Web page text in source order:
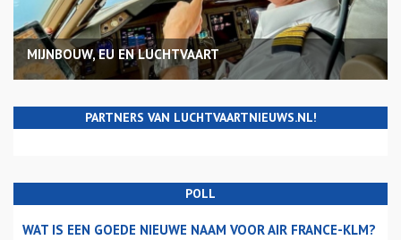
MIJNBOUW, EU EN LUCHTVAART
PARTNERS VAN LUCHTVAARTNIEUWS.NL!
POLL
WAT IS EEN GOEDE NIEUWE NAAM VOOR AIR FRANCE-KLM?